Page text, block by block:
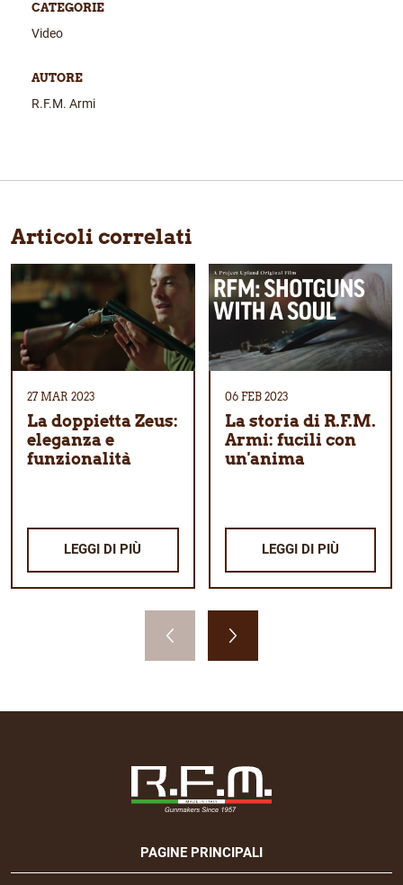
CATEGORIE
Video
AUTORE
R.F.M. Armi
Articoli correlati
27 MAR 2023
La doppietta Zeus:
eleganza e
funzionalità
LEGGI DI PIÙ
06 FEB 2023
La storia di R.F.M.
Armi: fucili con
un'anima
LEGGI DI PIÙ
PAGINE PRINCIPALI